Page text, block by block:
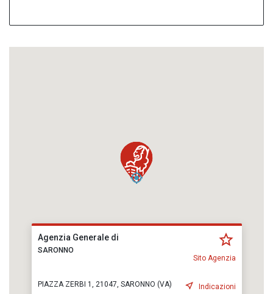
Agenzia Generale di
SARONNO
Sito Agenzia
PIAZZA ZERBI 1, 21047, SARONNO (VA) Indicazioni